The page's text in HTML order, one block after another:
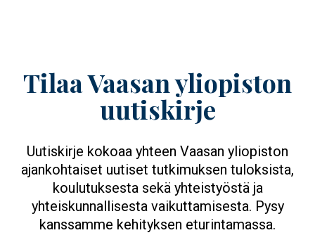
Tilaa Vaasan yliopiston
uutiskirje
Uutiskirje kokoaa yhteen Vaasan yliopiston
ajankohtaiset uutiset tutkimuksen tuloksista,
koulutuksesta sekä yhteistyöstä ja
yhteiskunnallisesta vaikuttamisesta. Pysy
kanssamme kehityksen eturintamassa.